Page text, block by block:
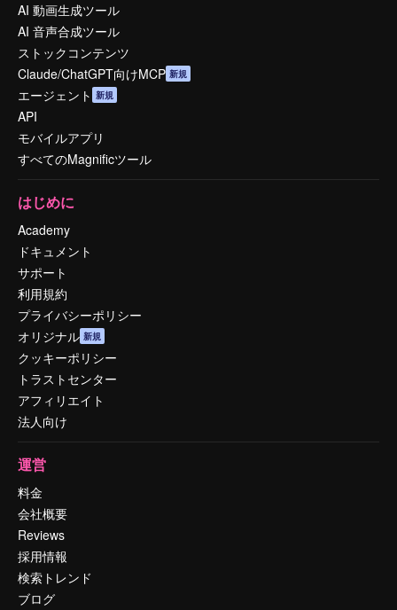
AI 動画生成ツール
AI 音声合成ツール
ストックコンテンツ
Claude/ChatGPT向けMCP 新規
エージェント 新規
API
モバイルアプリ
すべてのMagnificツール
はじめに
Academy
ドキュメント
サポート
利用規約
プライバシーポリシー
オリジナル 新規
クッキーポリシー
トラストセンター
アフィリエイト
法人向け
運営
料金
会社概要
Reviews
採用情報
検索トレンド
ブログ